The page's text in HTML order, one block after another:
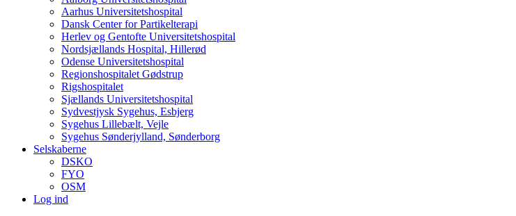
Aarhus Universitetshospital
Dansk Center for Partikelterapi
Herlev og Gentofte Universitetshospital
Nordsjællands Hospital, Hillerød
Odense Universitetshospital
Regionshospitalet Gødstrup
Rigshospitalet
Sjællands Universitetshospital
Sydvestjysk Sygehus, Esbjerg
Sygehus Lillebælt, Vejle
Sygehus Sønderjylland, Sønderborg
Selskaberne
DSKO
FYO
OSM
Log ind